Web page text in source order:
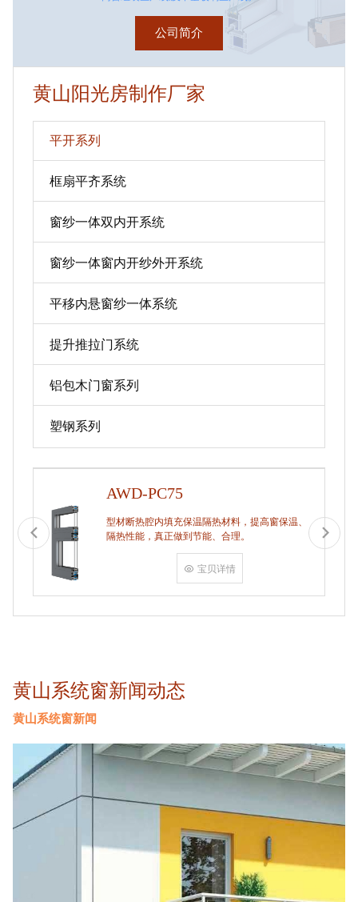
公司简介
黄山阳光房制作厂家
平开系列
框扇平齐系统
窗纱一体双内开系统
窗纱一体窗内开纱外开系统
平移内悬窗纱一体系统
提升推拉门系统
铝包木门窗系列
塑钢系列
AWD-PC75
型材断热腔内填充保温隔热材料，提高窗保温、
隔热性能，真正做到节能、合理。
宝贝详情
黄山系统窗新闻动态
黄山系统窗新闻